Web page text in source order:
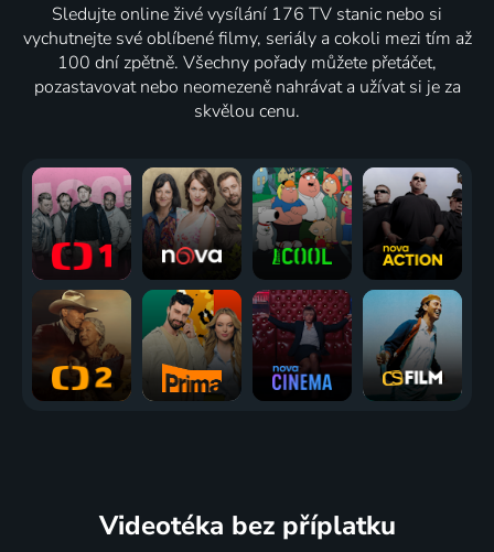
Sledujte online živé vysílání 176 TV stanic nebo si
vychutnejte své oblíbené filmy, seriály a cokoli mezi tím až
100 dní zpětně. Všechny pořady můžete přetáčet,
pozastavovat nebo neomezeně nahrávat a užívat si je za
skvělou cenu.
Videotéka bez příplatku